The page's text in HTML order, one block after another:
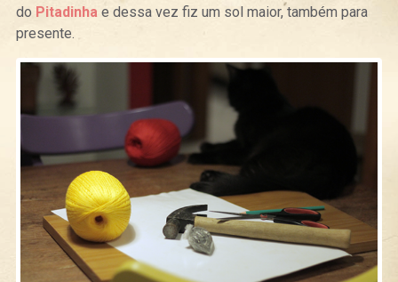
do Pitadinha e dessa vez fiz um sol maior, também para
presente.